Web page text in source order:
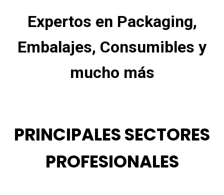
Expertos en Packaging,
Embalajes, Consumibles y
mucho más
PRINCIPALES SECTORES
PROFESIONALES